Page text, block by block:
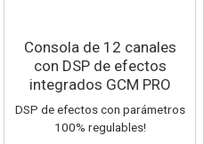
Consola de 12 canales
con DSP de efectos
integrados GCM PRO
LINE GMA-XS
DSP de efectos con parámetros
100% regulables!